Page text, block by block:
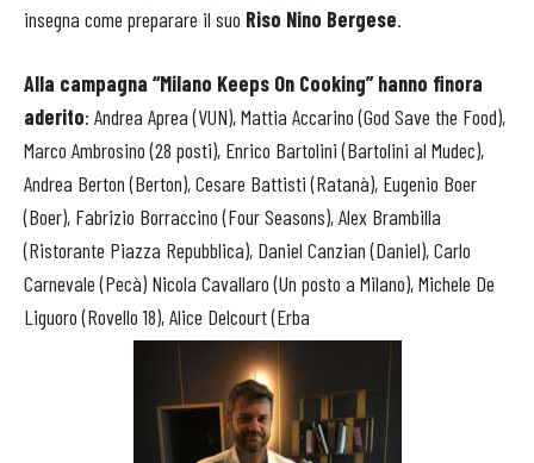
insegna come preparare il suo Riso Nino Bergese.
Alla campagna “Milano Keeps On Cooking” hanno finora
aderito: Andrea Aprea (VUN), Mattia Accarino (God Save the Food),
Marco Ambrosino (28 posti), Enrico Bartolini (Bartolini al Mudec),
Andrea Berton (Berton), Cesare Battisti (Ratanà), Eugenio Boer
(Boer), Fabrizio Borraccino (Four Seasons), Alex Brambilla
(Ristorante Piazza Repubblica), Daniel Canzian (Daniel), Carlo
Carnevale (Pecà) Nicola Cavallaro (Un posto a Milano), Michele De
Liguoro (Rovello 18), Alice Delcourt (Erba